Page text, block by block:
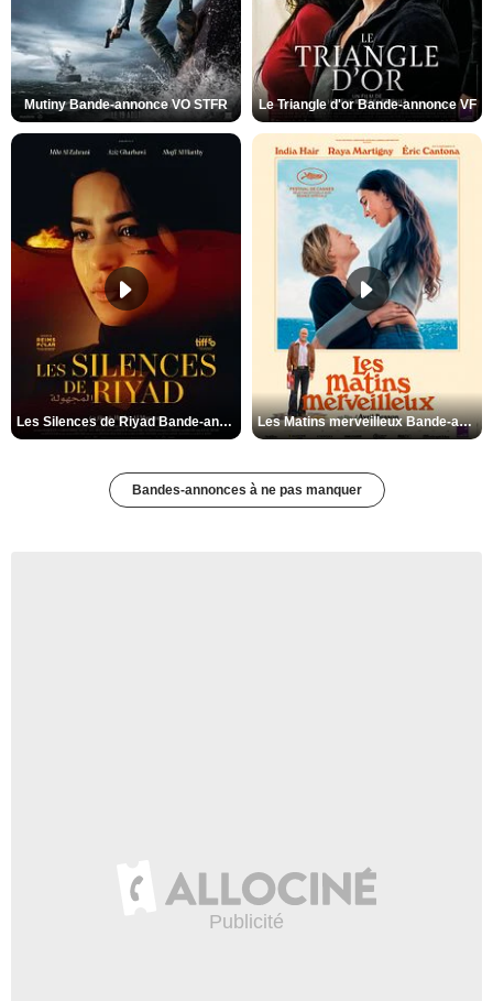
Mutiny Bande-annonce VO STFR Le Triangle d'or Bande-annonce VF
Les Silences de Riyad Bande-annonce VO STFR Les Matins merveilleux Bande-annonce VF
Bandes-annonces à ne pas manquer